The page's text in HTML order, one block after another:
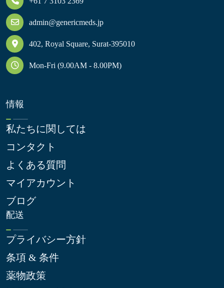
admin@genericmeds.jp
402, Royal Square, Surat-395010
Mon-Fri (9.00AM - 8.00PM)
情報
私たちに関しては
コンタクト
よくある質問
マイアカウント
ブログ
配送
プライバシー方針
条項 & 条件
薬物政策